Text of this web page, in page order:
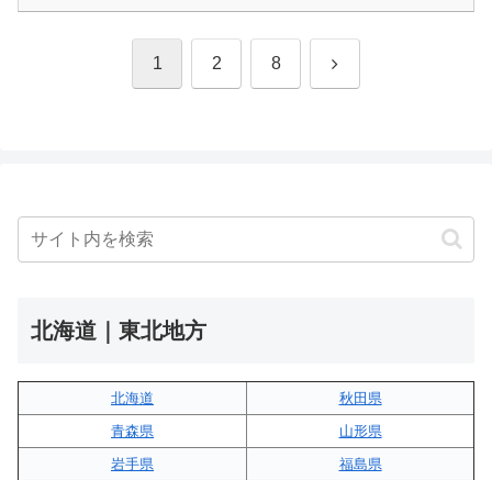
1 2 8 次
北海道｜東北地方
北海道
秋田県
青森県
山形県
岩手県
福島県